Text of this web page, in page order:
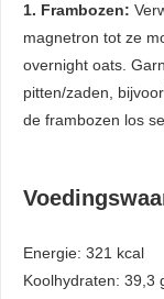
1. Frambozen:
magnetron tot ze
overnight oats.
pitten/zaden,
de frambozen los
Energie: 321 kcal
Koolhydraten: 39,3